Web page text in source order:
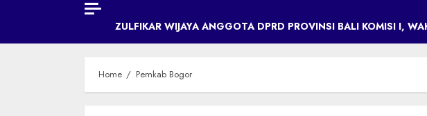
ZULFIKAR WIJAYA ANGGOTA DPRD PROVINSI BALI KOMISI I,
Home Pemkab Bogor